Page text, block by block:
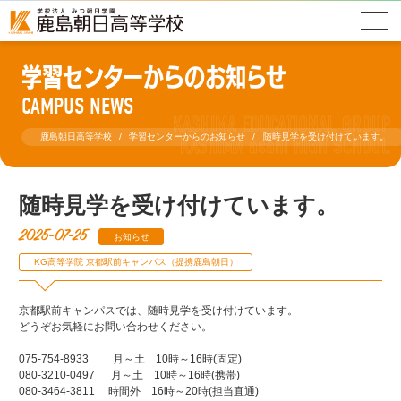
学習センターからのお知らせ
CAMPUS NEWS
鹿島朝日高等学校 学習センターからのお知らせ 随時見学を受け付けています。
随時見学を受け付けています。
2025-07-25 お知らせ
KG高等学院 京都駅前キャンパス（提携鹿島朝日）
京都駅前キャンパスでは、随時見学を受け付けています。
どうぞお気軽にお問い合わせください。
075-754-8933 月～土 10時～16時(固定)
080-3210-0497 月～土 10時～16時(携帯)
080-3464-3811 時間外 16時～20時(担当直通)